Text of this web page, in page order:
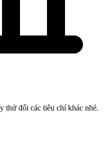
thử đổi các tiêu chí khác nhé.